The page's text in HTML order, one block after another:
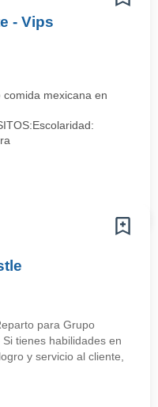
- Vips
mexicana en
para Grupo
tienes habilidades en
y servicio al cliente,